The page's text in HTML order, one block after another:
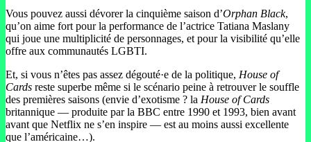
Vous pouvez aussi dévorer la cinquième saison d’Orphan Black,
qu’on aime fort pour la performance de l’actrice Tatiana Maslany
qui joue une multiplicité de personnages, et pour la visibilité qu’elle
offre aux communautés LGBTI.
Et, si vous n’êtes pas assez dégouté·e de la politique, House of
Cards reste superbe même si le scénario peine à retrouver le souffle
des premières saisons (envie d’exotisme ? la House of Cards
britannique — produite par la BBC entre 1990 et 1993, bien avant
avant que Netflix ne s’en inspire — est au moins aussi excellente
que l’américaine…).